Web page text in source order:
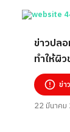
ข่าวปล
ทำให้ผิว
ข่า
22 มีนาค